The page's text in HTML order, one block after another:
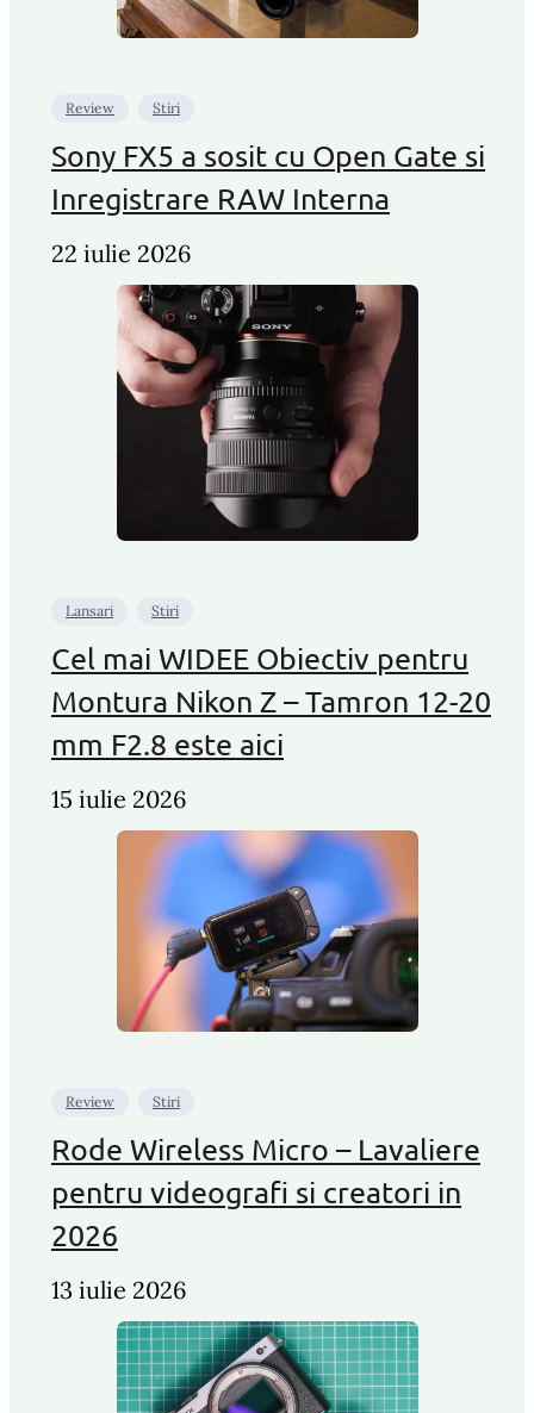
Review Stiri
Sony FX5 a sosit cu Open Gate si
Inregistrare RAW Interna
22 iulie 2026
Lansari Stiri
Cel mai WIDEE Obiectiv pentru
Montura Nikon Z – Tamron 12-20
mm F2.8 este aici
15 iulie 2026
Review Stiri
Rode Wireless Micro – Lavaliere
pentru videografi si creatori in
2026
13 iulie 2026